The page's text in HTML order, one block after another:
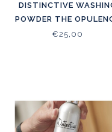
DISTINCTIVE
POWDER THE
OF AMBER
€25,00